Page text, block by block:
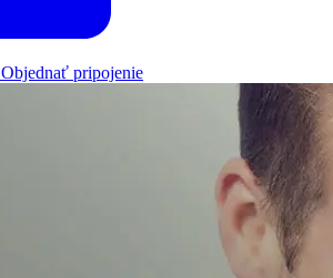
Objednať pripojenie